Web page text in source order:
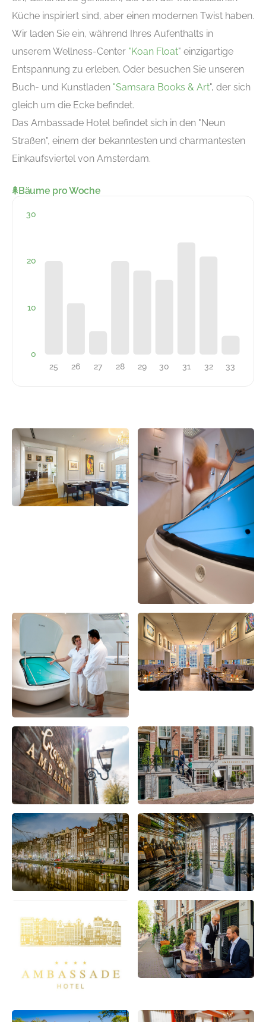
Küche inspiriert sind, aber einen modernen Twist haben.
Wir laden Sie ein, während Ihres Aufenthalts in
unserem Wellness-Center "Koan Float" einzigartige
Entspannung zu erleben. Oder besuchen Sie unseren
Buch- und Kunstladen "Samsara Books & Art", der sich
gleich um die Ecke befindet.
Das Ambassade Hotel befindet sich in den "Neun
Straßen", einem der bekanntesten und charmantesten
Einkaufsviertel von Amsterdam.
Bäume pro Woche